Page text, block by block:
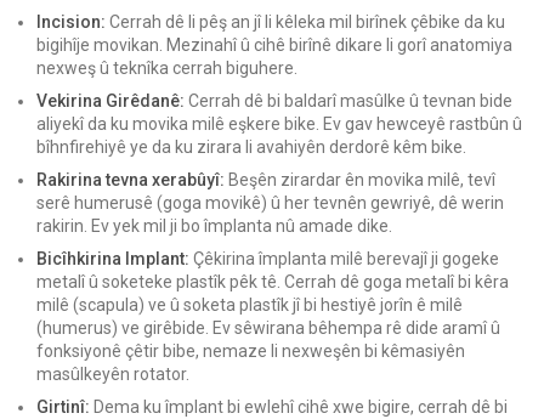
Incision: Cerrah dê li pêş an jî li kêleka mil birînek çêbike da ku
bigihîje movikan. Mezinahî û cihê birînê dikare li gorî anatomiya
nexweş û teknîka cerrah biguhere.
Vekirina Girêdanê: Cerrah dê bi baldarî masûlke û tevnan bide
aliyekî da ku movika milê eşkere bike. Ev gav hewceyê rastbûn û
bîhnfirehiyê ye da ku zirara li avahiyên derdorê kêm bike.
Rakirina tevna xerabûyî: Beşên zirardar ên movika milê, tevî
serê humerusê (goga movikê) û her tevnên gewriyê, dê werin
rakirin. Ev yek mil ji bo împlanta nû amade dike.
Bicîhkirina Implant: Çêkirina împlanta milê berevajî ji gogeke
metalî û soketeke plastîk pêk tê. Cerrah dê goga metalî bi kêra
milê (scapula) ve û soketa plastîk jî bi hestiyê jorîn ê milê
(humerus) ve girêbide. Ev sêwirana bêhempa rê dide aramî û
fonksiyonê çêtir bibe, nemaze li nexweşên bi kêmasiyên
masûlkeyên rotator.
Girtinî: Dema ku împlant bi ewlehî cihê xwe bigire, cerrah dê bi